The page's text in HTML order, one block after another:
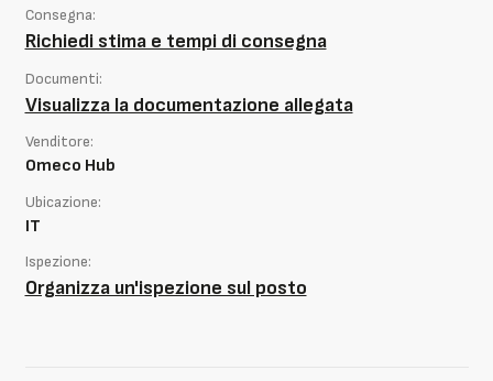
Consegna:
Richiedi stima e tempi di consegna
Documenti:
Visualizza la documentazione allegata
Venditore:
Omeco Hub
Ubicazione:
IT
Ispezione:
Organizza un'ispezione sul posto